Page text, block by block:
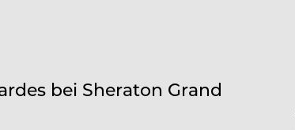
bei Sheraton Grand